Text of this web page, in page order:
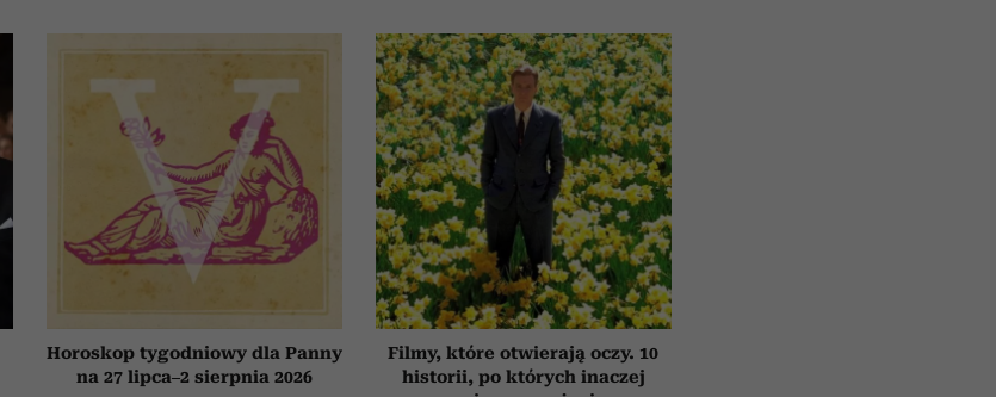
Horoskop tygodniowy dla Panny
na 27 lipca–2 sierpnia 2026
Filmy, które otwierają oczy. 10
historii, po których inaczej